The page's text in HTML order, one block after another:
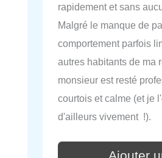
rapidement et sans
Malgré le manque de
comportement parfois
autres habitants de ma
monsieur est resté
courtois et calme (et je
d'ailleurs vivement !).